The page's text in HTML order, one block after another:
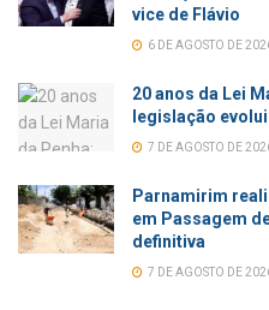
vice de Flávio
6 DE AGOSTO DE
20 anos da Lei
legislação
7 DE AGOSTO DE
Parnamirim
em Passagem
definitiva
7 DE AGOSTO DE